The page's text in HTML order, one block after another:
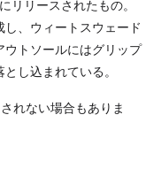
リリースされたもの。
、ウィートスウェード
トソールにはグリップ
し込まれている。
れない場合もありま